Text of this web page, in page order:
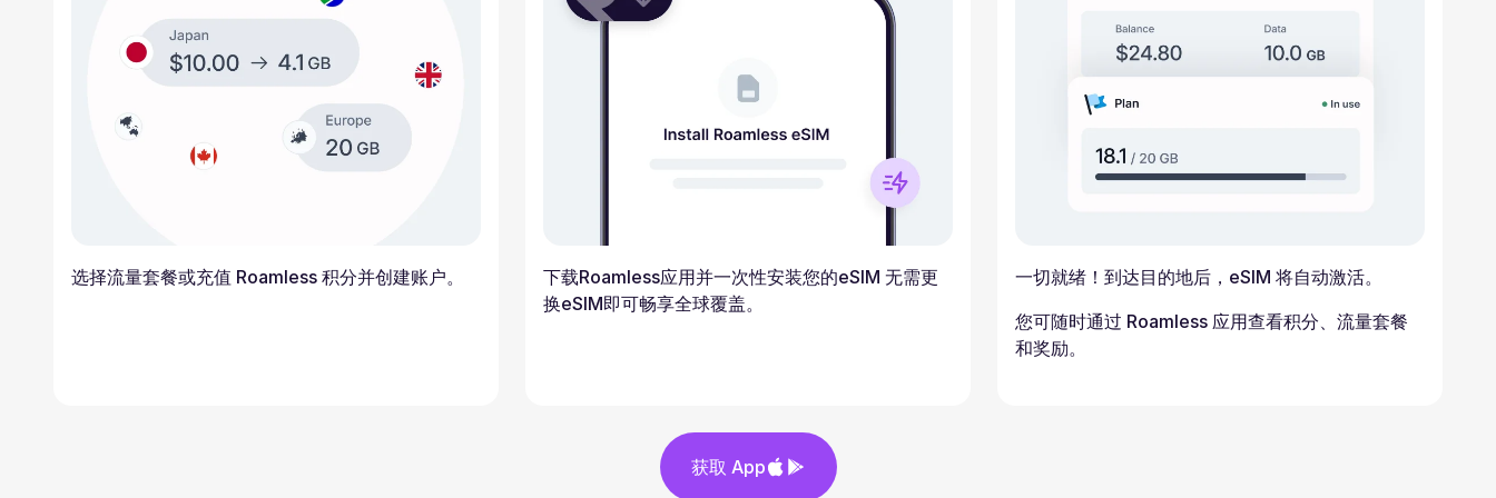
选择流量套餐或充值 Roamless 积分并创建账户。
下载Roamless应用并一次性安装您的eSIM 无需更
换eSIM即可畅享全球覆盖。
一切就绪！到达目的地后，eSIM 将自动激活。
您可随时通过 Roamless 应用查看积分、流量套餐
和奖励。
获取 App